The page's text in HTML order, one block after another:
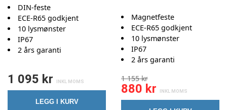
DIN-feste
ECE-R65 godkjent
10 lysmønster
IP67
2 års garanti
1 095 kr
LEGG I KURV
Magnetfeste
ECE-R65 godkjent
10 lysmønster
IP67
2 års garanti
1 155 kr
880 kr